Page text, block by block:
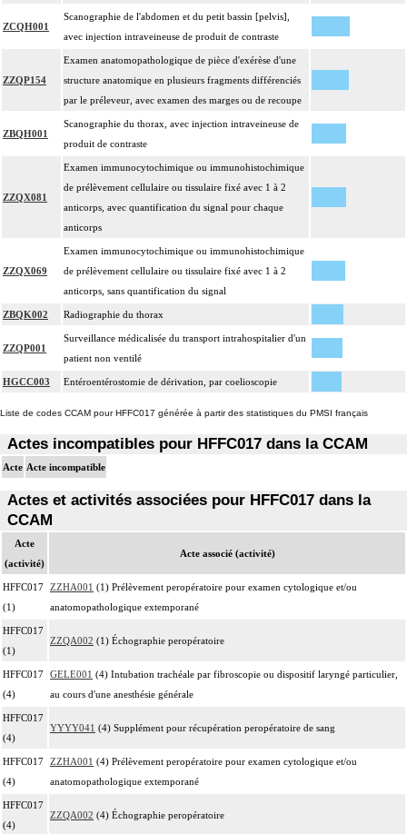
ZCQH001
Scanographie de l'abdomen et du petit bassin [pelvis],
avec injection intraveineuse de produit de contraste
ZZQP154
Examen anatomopathologique de pièce d'exérèse d'une
structure anatomique en plusieurs fragments différenciés
par le préleveur, avec examen des marges ou de recoupe
ZBQH001
Scanographie du thorax, avec injection intraveineuse de
produit de contraste
ZZQX081
Examen immunocytochimique ou immunohistochimique
de prélèvement cellulaire ou tissulaire fixé avec 1 à 2
anticorps, avec quantification du signal pour chaque
anticorps
ZZQX069
Examen immunocytochimique ou immunohistochimique
de prélèvement cellulaire ou tissulaire fixé avec 1 à 2
anticorps, sans quantification du signal
ZBQK002 Radiographie du thorax
ZZQP001
Surveillance médicalisée du transport intrahospitalier d'un
patient non ventilé
HGCC003 Entéroentérostomie de dérivation, par coelioscopie
Liste de codes CCAM pour HFFC017 générée à partir des statistiques du PMSI français
Actes incompatibles pour HFFC017 dans la CCAM
Acte Acte incompatible
Actes et activités associées pour HFFC017 dans la
CCAM
Acte
(activité)
Acte associé (activité)
HFFC017
(1)
ZZHA001 (1) Prélèvement peropératoire pour examen cytologique et/ou
anatomopathologique extemporané
HFFC017
(1)
ZZQA002 (1) Échographie peropératoire
HFFC017
(4)
GELE001 (4) Intubation trachéale par fibroscopie ou dispositif laryngé particulier,
au cours d'une anesthésie générale
HFFC017
(4)
YYYY041 (4) Supplément pour récupération peropératoire de sang
HFFC017
(4)
ZZHA001 (4) Prélèvement peropératoire pour examen cytologique et/ou
anatomopathologique extemporané
HFFC017
(4)
ZZQA002 (4) Échographie peropératoire